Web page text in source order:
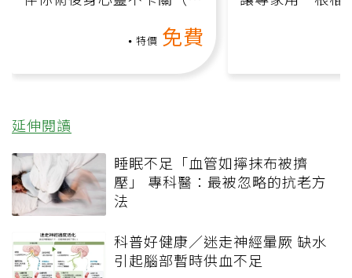
特價 免費
延伸閱讀
睡眠不足「血管如擰抹布被擠
壓」 專科醫：最被忽略的抗老方
法
科普好健康／迷走神經暈厥 缺水
引起腦部暫時供血不足